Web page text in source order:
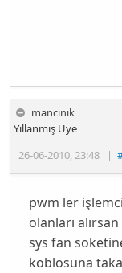
mancınık
26-06-2010,23:48 |
Yıllanmış Üye
pwm ler
olanları
sys fan
koblosuna